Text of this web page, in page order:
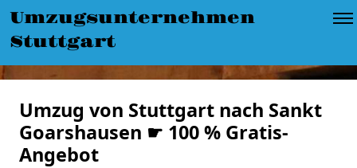
Umzugsunternehmen
Stuttgart
Umzug von Stuttgart nach Sankt
Goarshausen ☛ 100 % Gratis-
Angebot